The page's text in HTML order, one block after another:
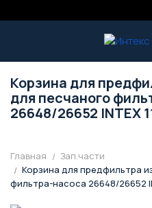
Корзина для
для песчаного
26648/26652 INTEX
Главная
Зап.части
Корзина для предфильтра
фильтра-насоса 26648/26652